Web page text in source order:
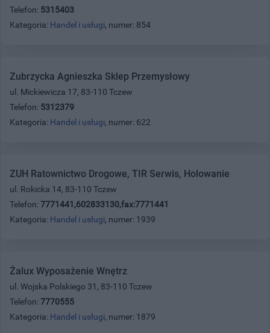
Telefon: 5315403
Kategoria: Handel i usługi, numer: 854
Zubrzycka Agnieszka Sklep Przemysłowy
ul. Mickiewicza 17, 83-110 Tczew
Telefon: 5312379
Kategoria: Handel i usługi, numer: 622
ZUH Ratownictwo Drogowe, TIR Serwis, Holowanie
ul. Rokicka 14, 83-110 Tczew
Telefon: 7771441,602833130,fax:7771441
Kategoria: Handel i usługi, numer: 1939
Żalux Wyposażenie Wnętrz
ul. Wojska Polskiego 31, 83-110 Tczew
Telefon: 7770555
Kategoria: Handel i usługi, numer: 1879